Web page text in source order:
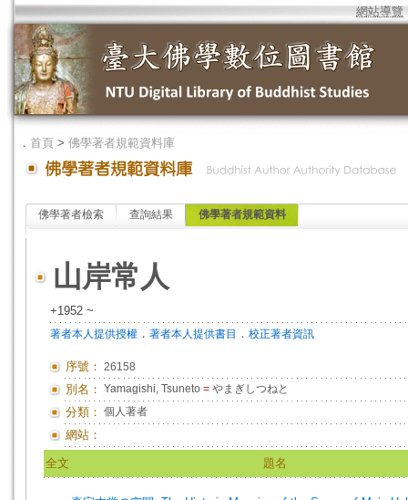
網站導覽
． 首頁 > 佛學著者規範資料庫
佛學著者檢索 查詢結果 佛學著者規範資料
山岸常人
+1952 ~
著者本人提供授權 ． 著者本人提供書目 ． 校正著者資訊
序號： 26158
別名： Yamagishi, Tsuneto = やまぎしつねと
分類： 個人著者
網站：
全文 題名